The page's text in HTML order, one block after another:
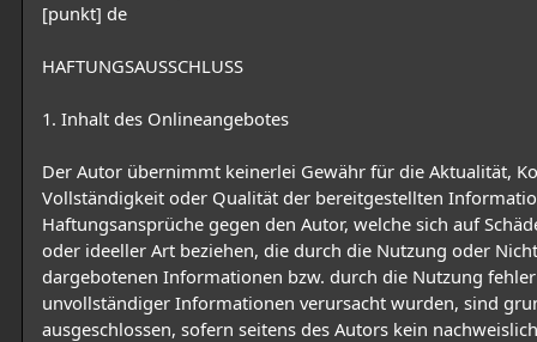
[punkt] de
HAFTUNGSAUSSCHLUSS
1. Inhalt des Onlineangebotes
Der Autor übernimmt keinerlei Gewähr für die Aktualität,
Vollständigkeit oder Qualität der bereitgestellten
Haftungsansprüche gegen den Autor, welche sich auf
oder ideeller Art beziehen, die durch die Nutzung oder
dargebotenen Informationen bzw. durch die Nutzung
unvollständiger Informationen verursacht wurden, sind
ausgeschlossen, sofern seitens des Autors kein